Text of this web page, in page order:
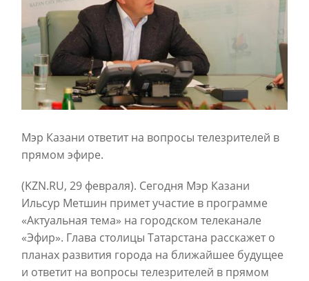
Мэр Казани ответит на вопросы телезрителей в
прямом эфире.
(KZN.RU, 29 февраля). Сегодня Мэр Казани
Ильсур Метшин примет участие в программе
«Актуальная тема» на городском телеканале
«Эфир». Глава столицы Татарстана расскажет о
планах развития города на ближайшее будущее
и ответит на вопросы телезрителей в прямом